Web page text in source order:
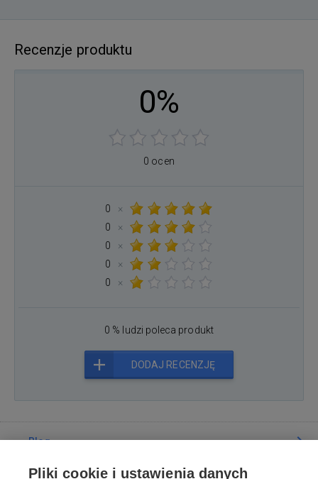
Recenzje produktu
0%
0 ocen
0
×
0
×
0
×
0
×
0
×
0 % ludzi poleca produkt
DODAJ RECENZJĘ
Blog
Pliki cookie i ustawienia danych